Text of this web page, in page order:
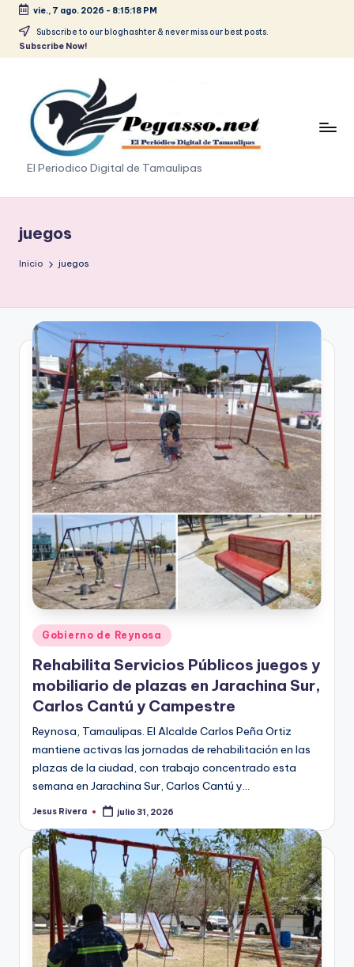
Saltar
vie., 7 ago. 2026 - 8:15:19 PM
Subscribe to our bloghashter & never miss our best posts.
Subscribe Now!
p
e
s
.
p
r
e
s
s
El Periodico Digital de Tamaulipas
juegos
Inicio juegos
Publicado
en
Gobierno de Reynosa
Rehabilita Servicios Públicos juegos y
mobiliario de plazas en Jarachina Sur,
Carlos Cantú y Campestre
Reynosa, Tamaulipas. El Alcalde Carlos Peña Ortiz
mantiene activas las jornadas de rehabilitación en las
plazas de la ciudad, con trabajo concentrado esta
semana en Jarachina Sur, Carlos Cantú y…
Publicado
Jesus Rivera julio 31, 2026